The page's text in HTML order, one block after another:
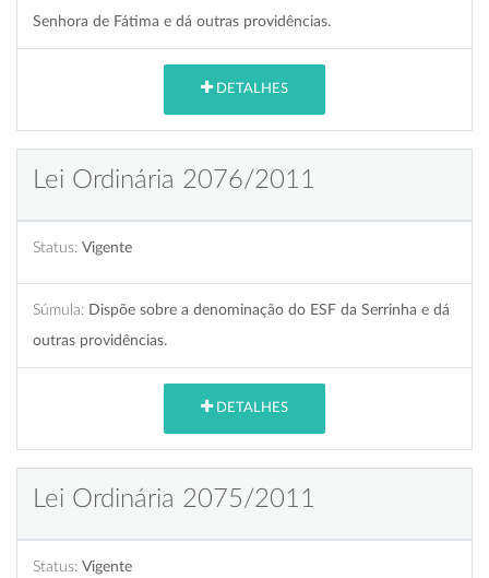
Senhora de Fátima e dá outras providências.
DETALHES
Lei Ordinária 2076/2011
Status: Vigente
Súmula: Dispõe sobre a denominação do ESF da Serrinha e dá
outras providências.
DETALHES
Lei Ordinária 2075/2011
Status: Vigente